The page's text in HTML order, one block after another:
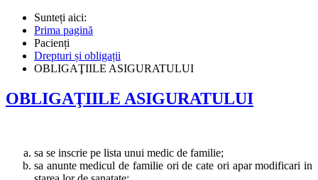
Sunteți aici:
Prima pagină
Pacienți
Drepturi și obligații
OBLIGAŢIILE ASIGURATULUI
OBLIGAŢIILE ASIGURATULUI
sa se inscrie pe lista unui medic de familie;
sa anunte medicul de familie ori de cate ori apar modificari in